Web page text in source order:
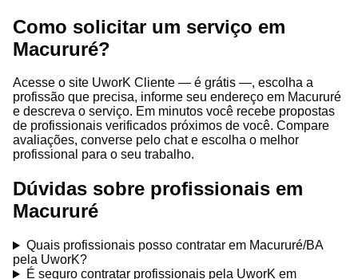
Como solicitar um serviço em
Macururé?
Acesse o site UworK Cliente — é grátis —, escolha a
profissão que precisa, informe seu endereço em Macururé
e descreva o serviço. Em minutos você recebe propostas
de profissionais verificados próximos de você. Compare
avaliações, converse pelo chat e escolha o melhor
profissional para o seu trabalho.
Dúvidas sobre profissionais em
Macururé
Quais profissionais posso contratar em Macururé/BA
pela UworK?
É seguro contratar profissionais pela UworK em